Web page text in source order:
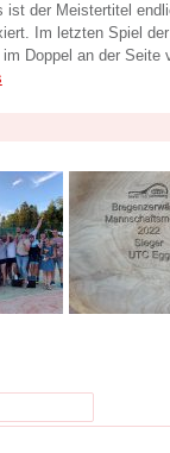
ist der Meistertitel
Im letzten Spiel
Doppel an der Seite